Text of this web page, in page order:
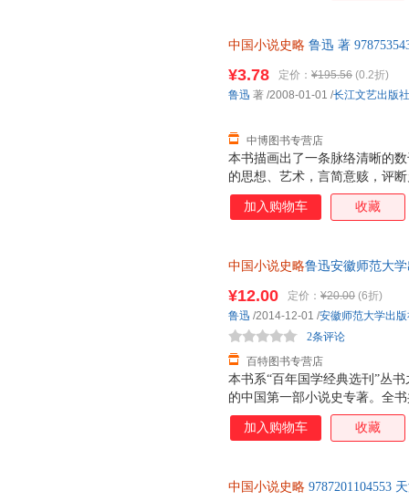
工作。我们知道，除《小说史
们分别就唐以前的古小说、唐
资料辑集、整理工作，这是《
中国小说史略 鲁迅 著
本书描画出了一条脉络清晰的
的思想、艺术，言简意赅，评
¥3.78 定价： ¥195.56 (0.2折)
中博图书专营店
鲁迅 著 /2008-01-01 /长江文艺出版社
加入购物车 收藏
中国小说史略鲁迅安徽师范大学
本书系“百年国学经典选刊”丛
的中国第一部小说史专著。全
展、演变过程，始于神话与传
的氛围中，鲁迅先生的《中国
世纪一部具有里程碑意义的经
¥12.00 定价： ¥20.00 (6折)
百特图书专营店
2条评论
鲁迅 /2014-12-01 /安徽师范大学出
加入购物车 收藏
中国小说史略 9787201104553